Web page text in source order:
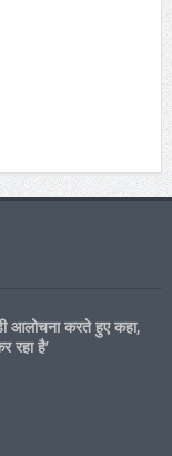
आलोचना करते हुए कहा,
रहा है’